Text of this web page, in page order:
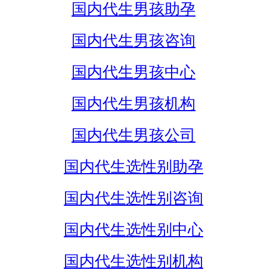
国内代生男孩助孕
国内代生男孩咨询
国内代生男孩中心
国内代生男孩机构
国内代生男孩公司
国内代生选性别助孕
国内代生选性别咨询
国内代生选性别中心
国内代生选性别机构